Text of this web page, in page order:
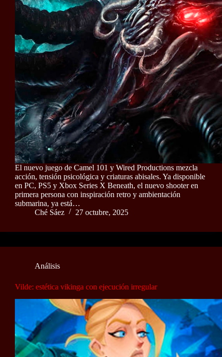
El nuevo juego de Camel 101 y Wired Productions mezcla
acción, tensión psicológica y criaturas abisales. Ya disponible
en PC, PS5 y Xbox Series X Beneath, el nuevo shooter en
primera persona con inspiración retro y ambientación
submarina, ya está…
Ché Sáez
27 octubre, 2025
Análisis
Vilde: estética vikinga con ejecución irregular